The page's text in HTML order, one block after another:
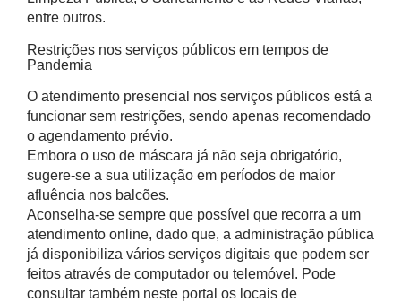
entre outros.
Restrições nos serviços públicos em tempos de
Pandemia
O atendimento presencial nos serviços públicos está a
funcionar sem restrições, sendo apenas recomendado
o agendamento prévio.
Embora o uso de máscara já não seja obrigatório,
sugere-se a sua utilização em períodos de maior
afluência nos balcões.
Aconselha-se sempre que possível que recorra a um
atendimento online, dado que, a administração pública
já disponibiliza vários serviços digitais que podem ser
feitos através de computador ou telemóvel. Pode
consultar também neste portal os locais de